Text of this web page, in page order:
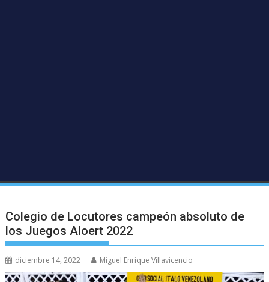
Colegio de Locutores campeón absoluto de
los Juegos Aloert 2022
diciembre 14, 2022 Miguel Enrique Villavicencio